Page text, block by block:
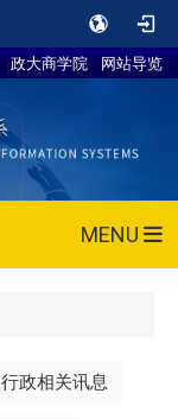
政大商学院 网站导览
MENU
行政相关讯息